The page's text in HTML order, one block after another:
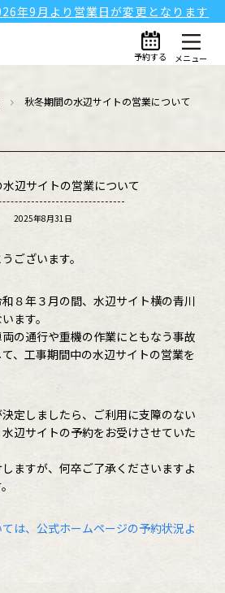
年9月より営業日が変更となります
予約する メニュー
秋冬期間の水辺サイトの営業について
辺サイトの営業について
2025年8月31日
ございます。
８年３月の間、水辺サイト横の青川
ます。
の通行や重機の作業にともなう事故
、工事期間中の水辺サイトの営業を
定しましたら、ご利用に支障のない
辺サイトの予約をお受けさせていた
ますが、何卒ご了承くださいますよ
は、公式ホームページの予約状況よ